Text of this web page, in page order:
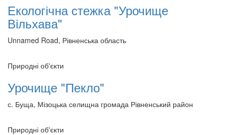
Екологічна стежка "Урочище
Вільхава"
Unnamed Road, Рівненська область
Природні об'єкти
Урочище "Пекло"
с. Буща, Мізоцька селищна громада Рівненський район
Природні об'єкти